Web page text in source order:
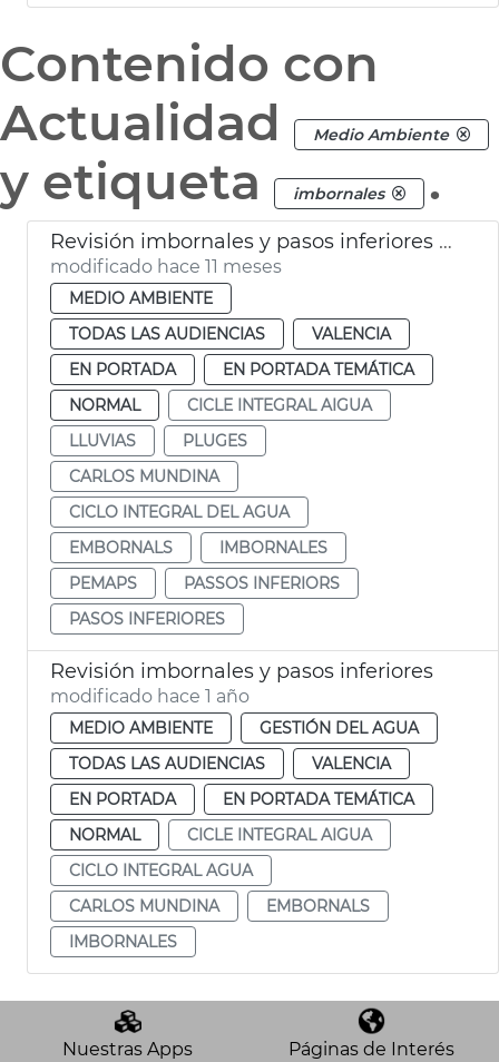
Contenido con
Actualidad
Medio Ambiente
y etiqueta imbornales .
Revisión imbornales y pasos inferiores por lluvias
modificado hace 11 meses
MEDIO AMBIENTE
TODAS LAS AUDIENCIAS
VALENCIA
EN PORTADA
EN PORTADA TEMÁTICA
NORMAL
CICLE INTEGRAL AIGUA
LLUVIAS
PLUGES
CARLOS MUNDINA
CICLO INTEGRAL DEL AGUA
EMBORNALS
IMBORNALES
PEMAPS
PASSOS INFERIORS
PASOS INFERIORES
Revisión imbornales y pasos inferiores
modificado hace 1 año
MEDIO AMBIENTE
GESTIÓN DEL AGUA
TODAS LAS AUDIENCIAS
VALENCIA
EN PORTADA
EN PORTADA TEMÁTICA
NORMAL
CICLE INTEGRAL AIGUA
CICLO INTEGRAL AGUA
CARLOS MUNDINA
EMBORNALS
IMBORNALES
Nuestras Apps Páginas de Interés